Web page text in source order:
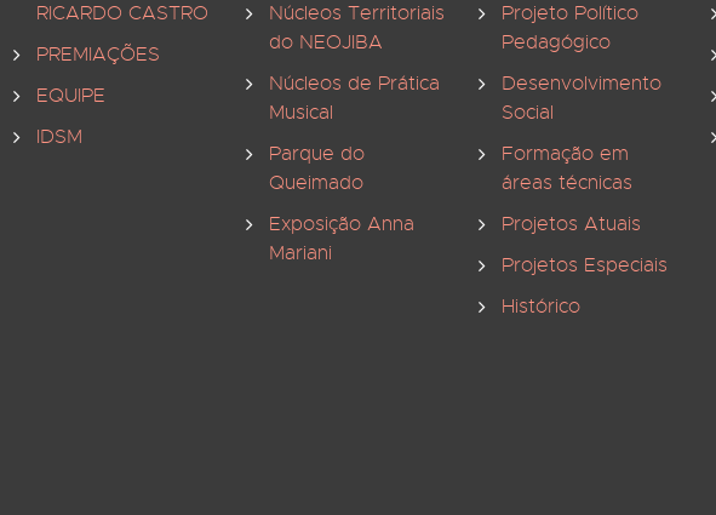
RICARDO CASTRO
PREMIAÇÕES
EQUIPE
IDSM
Núcleos Territoriais
do NEOJIBA
Núcleos de Prática
Musical
Parque do
Queimado
Exposição Anna
Mariani
Projeto Político
Pedagógico
Desenvolvimento
Social
Formação em
áreas técnicas
Projetos Atuais
Projetos Especiais
Histórico